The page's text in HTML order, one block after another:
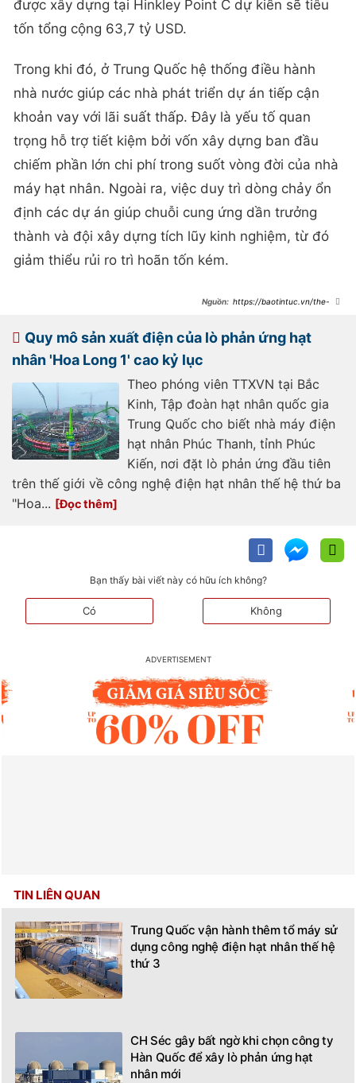
được xây dựng tại Hinkley Point C dự kiến sẽ tiêu
tốn tổng cộng 63,7 tỷ USD.
Trong khi đó, ở Trung Quốc hệ thống điều hành
nhà nước giúp các nhà phát triển dự án tiếp cận
khoản vay với lãi suất thấp. Đây là yếu tố quan
trọng hỗ trợ tiết kiệm bởi vốn xây dựng ban đầu
chiếm phần lớn chi phí trong suốt vòng đời của nhà
máy hạt nhân. Ngoài ra, việc duy trì dòng chảy ổn
định các dự án giúp chuỗi cung ứng dần trưởng
thành và đội xây dựng tích lũy kinh nghiệm, từ đó
giảm thiểu rủi ro trì hoãn tốn kém.
https://baotintuc.vn/the-
luong-hat-nhan-
20250428110438798.htm
Quy mô sản xuất điện của lò phản ứng hạt
nhân 'Hoa Long 1' cao kỷ lục
Theo phóng viên TTXVN tại Bắc
Kinh, Tập đoàn hạt nhân quốc gia
Trung Quốc cho biết nhà máy điện
hạt nhân Phúc Thanh, tỉnh Phúc
Kiến, nơi đặt lò phản ứng đầu tiên
trên thế giới về công nghệ điện hạt nhân thế hệ thứ ba
"Hoa...
Bạn thấy bài viết này có hữu ích không?
Có Không
TIN LIÊN QUAN
Trung Quốc vận hành thêm tổ máy sử
dụng công nghệ điện hạt nhân thế hệ
thứ 3
CH Séc gây bất ngờ khi chọn công ty
Hàn Quốc để xây lò phản ứng hạt
nhân mới